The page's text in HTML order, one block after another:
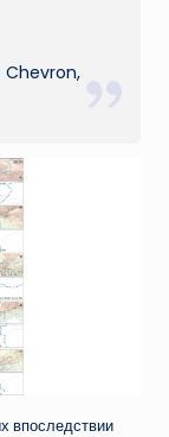
Chevron,
впоследствии